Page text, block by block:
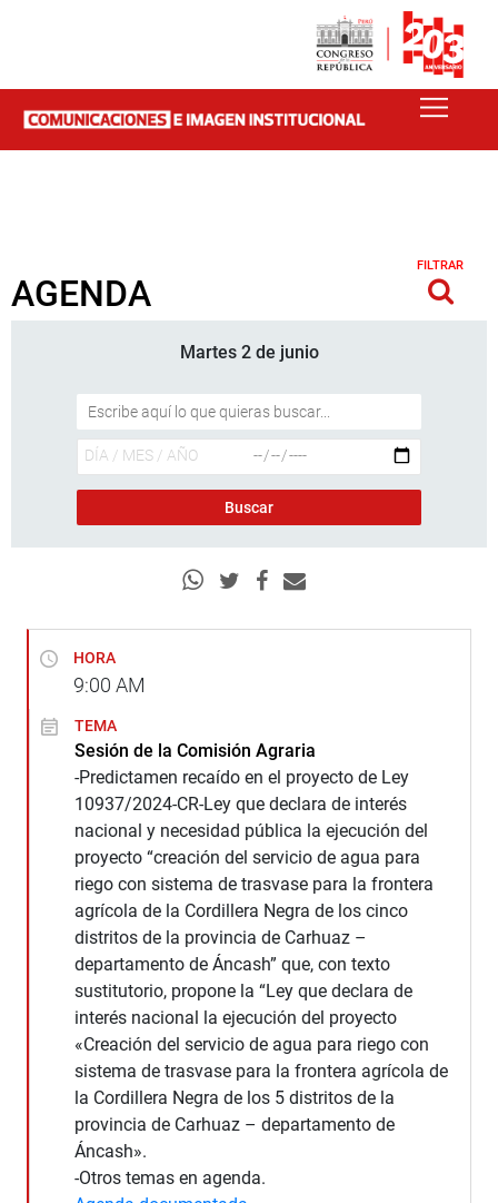
AGENDA
FILTRAR
Martes 2 de junio
HORA
9:00 AM
TEMA
Sesión de la Comisión Agraria
-Predictamen recaído en el proyecto de Ley
10937/2024-CR-Ley que declara de interés
nacional y necesidad pública la ejecución del
proyecto “creación del servicio de agua para
riego con sistema de trasvase para la frontera
agrícola de la Cordillera Negra de los cinco
distritos de la provincia de Carhuaz –
departamento de Áncash” que, con texto
sustitutorio, propone la “Ley que declara de
interés nacional la ejecución del proyecto
«Creación del servicio de agua para riego con
sistema de trasvase para la frontera agrícola de
la Cordillera Negra de los 5 distritos de la
provincia de Carhuaz – departamento de
Áncash».
-Otros temas en agenda.